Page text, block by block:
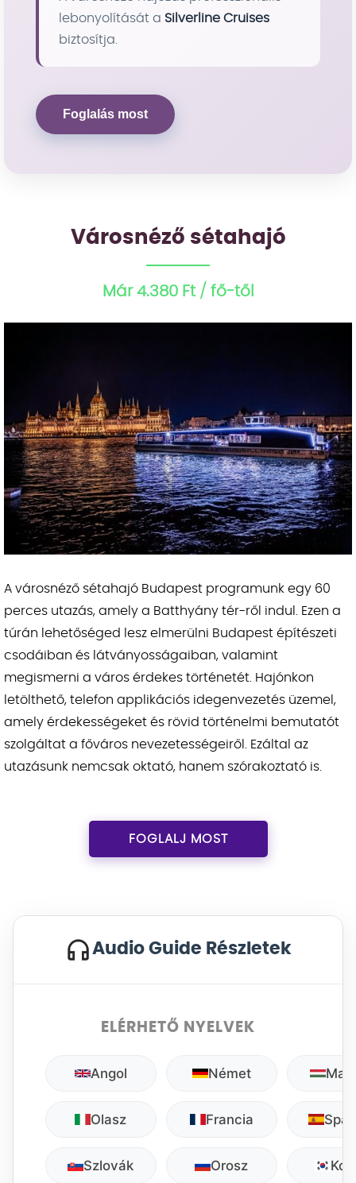
lebonyolítását a Silverline Cruises
biztosítja.
Foglalás most
Városnéző sétahajó
Már 4.380 Ft / fő-től
A városnéző sétahajó Budapest programunk egy 60
perces utazás, amely a Batthyány tér-ről indul. Ezen a
túrán lehetőséged lesz elmerülni Budapest építészeti
csodáiban és látványosságaiban, valamint
megismerni a város érdekes történetét. Hajónkon
letölthető, telefon applikációs idegenvezetés üzemel,
amely érdekességeket és rövid történelmi bemutatót
szolgáltat a főváros nevezetességeiről. Ezáltal az
utazásunk nemcsak oktató, hanem szórakoztató is.
FOGLALJ MOST
Audio Guide Részletek
ELÉRHETŐ NYELVEK
Angol Német
Olasz Francia
Szlovák Orosz